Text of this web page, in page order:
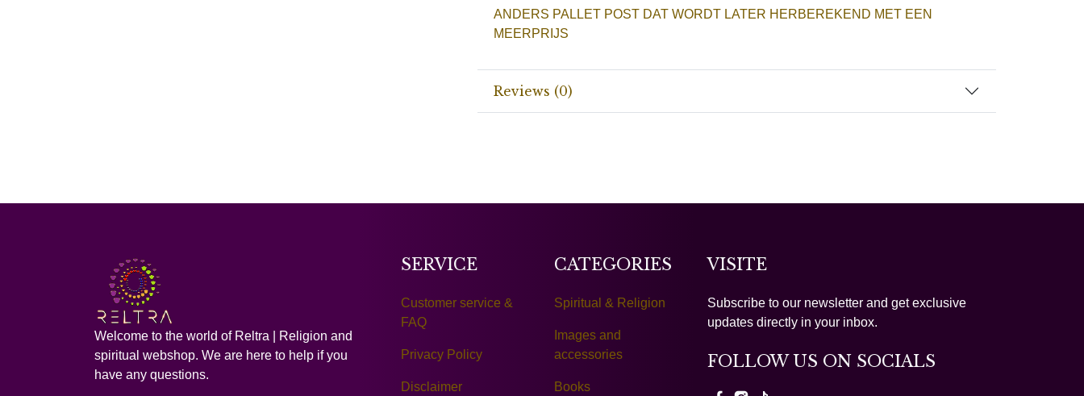
ANDERS PALLET POST DAT WORDT LATER HERBEREKEND MET EEN
MEERPRIJS
Reviews (0)
Welcome to the world of Reltra | Religion and
spiritual webshop. We are here to help if you
have any questions.
SERVICE
Customer service &
FAQ
Privacy Policy
Disclaimer
CATEGORIES
Spiritual & Religion
Images and
accessories
Books
VISITE
Subscribe to our newsletter and get exclusive
updates directly in your inbox.
FOLLOW US ON SOCIALS